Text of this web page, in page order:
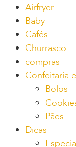
Airfryer
Baby
Cafés
Churrasco
compras
Confeitaria
Bolos
Pães
Dicas